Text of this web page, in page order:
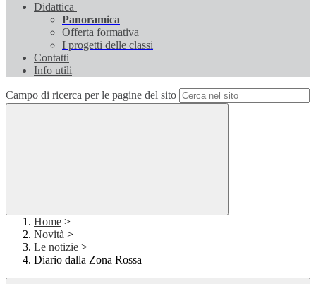
Didattica
Panoramica
Offerta formativa
I progetti delle classi
Contatti
Info utili
Campo di ricerca per le pagine del sito
Home >
Novità >
Le notizie >
Diario dalla Zona Rossa